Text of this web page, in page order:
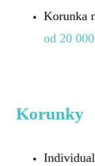
Korunka
od 20
Korunky